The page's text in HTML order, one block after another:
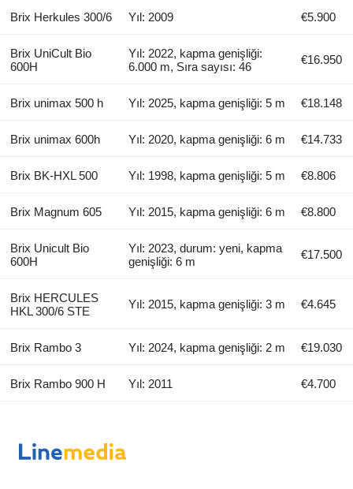
Brix Herkules 300/6 Yıl: 2009 €5.900
Brix UniCult Bio
600H
Yıl: 2022, kapma genişliği:
6.000 m, Sıra sayısı: 46
€16.950
Brix unimax 500 h Yıl: 2025, kapma genişliği: 5 m €18.148
Brix unimax 600h Yıl: 2020, kapma genişliği: 6 m €14.733
Brix BK-HXL 500 Yıl: 1998, kapma genişliği: 5 m €8.806
Brix Magnum 605 Yıl: 2015, kapma genişliği: 6 m €8.800
Brix Unicult Bio
600H
Yıl: 2023, durum: yeni, kapma
genişliği: 6 m
€17.500
Brix HERCULES
HKL 300/6 STE
Yıl: 2015, kapma genişliği: 3 m €4.645
Brix Rambo 3 Yıl: 2024, kapma genişliği: 2 m €19.030
Brix Rambo 900 H Yıl: 2011 €4.700